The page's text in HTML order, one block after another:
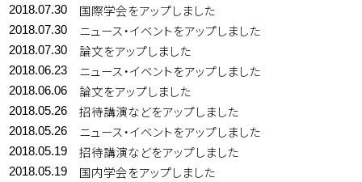
2018.07.30 国際学会をアップしました
2018.07.30 ニュース・イベントをアップしました
2018.07.30 論文をアップしました
2018.06.23 ニュース・イベントをアップしました
2018.06.06 論文をアップしました
2018.05.26 招待講演などをアップしました
2018.05.26 ニュース・イベントをアップしました
2018.05.19 招待講演などをアップしました
2018.05.19 国内学会をアップしました